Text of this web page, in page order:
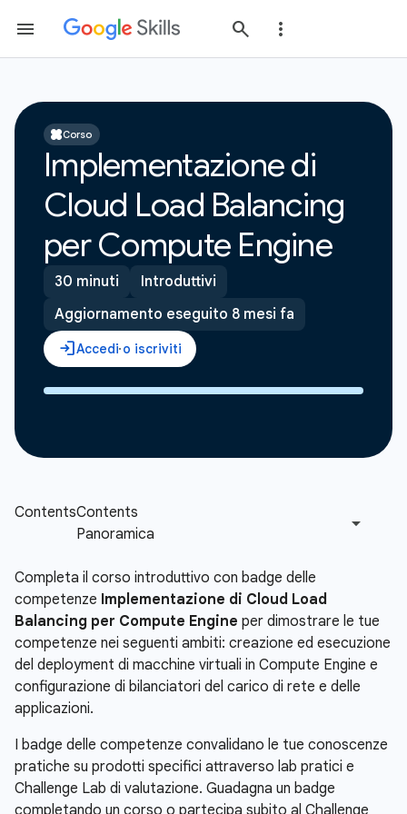
Corso
Implementazione di
Cloud Load Balancing
per Compute Engine
30 minuti
Introduttivi
Aggiornamento eseguito 8 mesi fa
Completa il corso introduttivo con badge delle
competenze Implementazione di Cloud Load
Balancing per Compute Engine per dimostrare le tue
competenze nei seguenti ambiti: creazione ed esecuzione
del deployment di macchine virtuali in Compute Engine e
configurazione di bilanciatori del carico di rete e delle
applicazioni.
I badge delle competenze convalidano le tue conoscenze
pratiche su prodotti specifici attraverso lab pratici e
Challenge Lab di valutazione. Guadagna un badge
completando un corso o partecipa subito al Challenge